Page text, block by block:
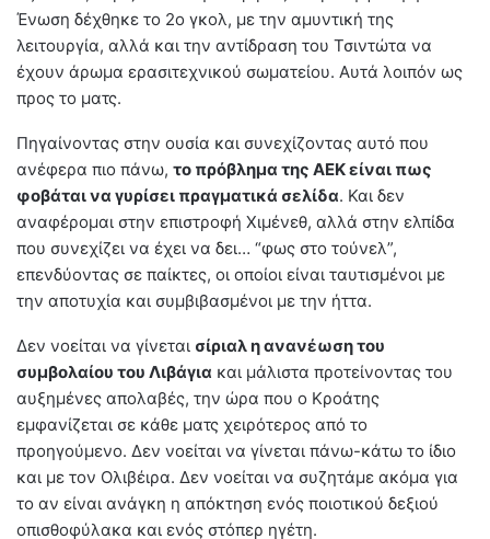
Ένωση δέχθηκε το 2ο γκολ, με την αμυντική της
λειτουργία, αλλά και την αντίδραση του Τσιντώτα να
έχουν άρωμα ερασιτεχνικού σωματείου. Αυτά λοιπόν ως
προς το ματς.
Πηγαίνοντας στην ουσία και συνεχίζοντας αυτό που
ανέφερα πιο πάνω, το πρόβλημα της ΑΕΚ είναι πως
φοβάται να γυρίσει πραγματικά σελίδα. Και δεν
αναφέρομαι στην επιστροφή Χιμένεθ, αλλά στην ελπίδα
που συνεχίζει να έχει να δει… “φως στο τούνελ”,
επενδύοντας σε παίκτες, οι οποίοι είναι ταυτισμένοι με
την αποτυχία και συμβιβασμένοι με την ήττα.
Δεν νοείται να γίνεται σίριαλ η ανανέωση του
συμβολαίου του Λιβάγια και μάλιστα προτείνοντας του
αυξημένες απολαβές, την ώρα που ο Κροάτης
εμφανίζεται σε κάθε ματς χειρότερος από το
προηγούμενο. Δεν νοείται να γίνεται πάνω-κάτω το ίδιο
και με τον Ολιβέιρα. Δεν νοείται να συζητάμε ακόμα για
το αν είναι ανάγκη η απόκτηση ενός ποιοτικού δεξιού
οπισθοφύλακα και ενός στόπερ ηγέτη.